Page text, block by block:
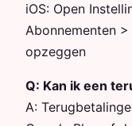
iOS: Open
Abonnementen
opzeggen
Q: Kan ik een
A: